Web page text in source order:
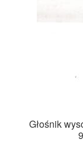
Głośnik